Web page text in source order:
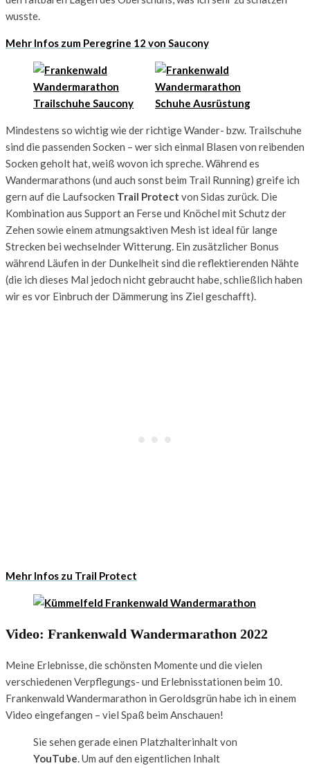
wusste.
Mehr Infos zum Peregrine 12 von Saucony
Mindestens so wichtig wie der richtige Wander- bzw. Trailschuhe
sind die passenden Socken – wer sich einmal Blasen von reibenden
Socken geholt hat, weiß wovon ich spreche. Während es
Wandermarathons (und auch sonst beim Trail Running) greife ich
gern auf die Laufsocken Trail Protect von Sidas zurück. Die
Kombination aus Support an Ferse und Knöchel mit Schutz der
Zehen sowie einem atmungsaktiven Mesh ist ideal für lange
Strecken bei wechselnder Witterung. Ein zusätzlicher Bonus
während Läufen in der Dunkelheit sind die reflektierenden Nähte
(die ich dieses Mal jedoch nicht gebraucht habe, schließlich haben
wir es vor Einbruch der Dämmerung ins Ziel geschafft).
Mehr Infos zu Trail Protect
Video: Frankenwald Wandermarathon 2022
Meine Erlebnisse, die schönsten Momente und die vielen
verschiedenen Verpflegungs- und Erlebnisstationen beim 10.
Frankenwald Wandermarathon in Geroldsgrün habe ich in einem
Video eingefangen – viel Spaß beim Anschauen!
Sie sehen gerade einen Platzhalterinhalt von
YouTube. Um auf den eigentlichen Inhalt